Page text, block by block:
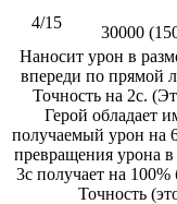
4/15
30000
Наносит урон в
впереди по прямой
Точность на 2с.
Герой обладает
получаемый урон на
превращения урона в
3с получает на
Точность